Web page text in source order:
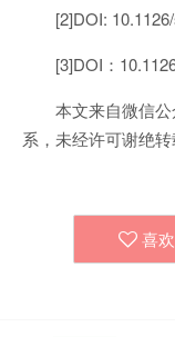
[2]DOI:
[3]DOI：
本文来自微信
系，未经许可谢绝
喜